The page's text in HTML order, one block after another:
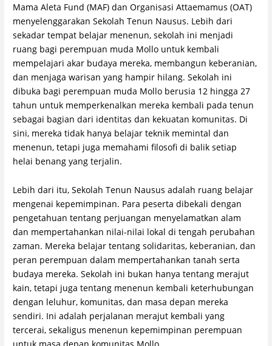
Mama Aleta Fund (MAF) dan Organisasi Attaemamus (OAT)
menyelenggarakan Sekolah Tenun Nausus. Lebih dari
sekadar tempat belajar menenun, sekolah ini menjadi
ruang bagi perempuan muda Mollo untuk kembali
mempelajari akar budaya mereka, membangun keberanian,
dan menjaga warisan yang hampir hilang. Sekolah ini
dibuka bagi perempuan muda Mollo berusia 12 hingga 27
tahun untuk memperkenalkan mereka kembali pada tenun
sebagai bagian dari identitas dan kekuatan komunitas. Di
sini, mereka tidak hanya belajar teknik memintal dan
menenun, tetapi juga memahami filosofi di balik setiap
helai benang yang terjalin.
Lebih dari itu, Sekolah Tenun Nausus adalah ruang belajar
mengenai kepemimpinan. Para peserta dibekali dengan
pengetahuan tentang perjuangan menyelamatkan alam
dan mempertahankan nilai-nilai lokal di tengah perubahan
zaman. Mereka belajar tentang solidaritas, keberanian, dan
peran perempuan dalam mempertahankan tanah serta
budaya mereka. Sekolah ini bukan hanya tentang merajut
kain, tetapi juga tentang menenun kembali keterhubungan
dengan leluhur, komunitas, dan masa depan mereka
sendiri. Ini adalah perjalanan merajut kembali yang
tercerai, sekaligus menenun kepemimpinan perempuan